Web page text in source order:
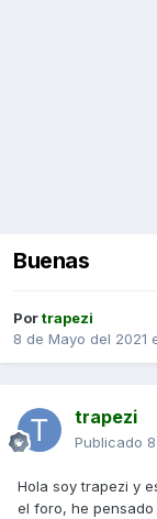
Buenas
Portrapezi
8 de Mayo del 2021
trapezi
Publicado
Hola soy trapezi y
el foro, he